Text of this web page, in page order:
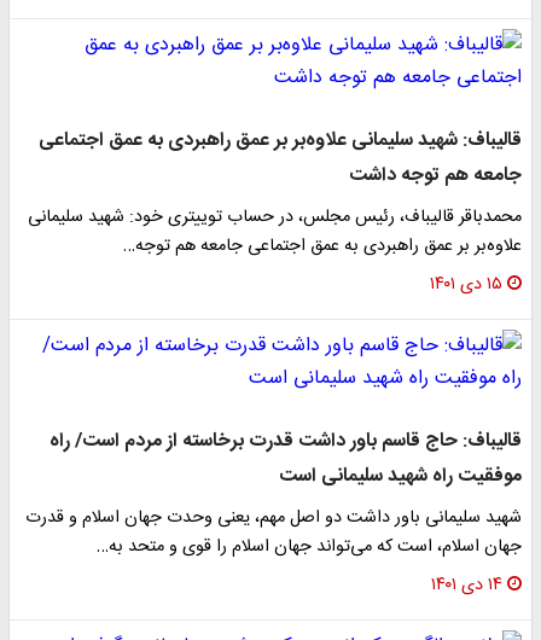
قالیباف: شهید سلیمانی علاوه‌بر بر عمق راهبردی به عمق اجتماعی
جامعه هم توجه داشت
محمدباقر قالیباف، رئیس مجلس، در حساب توییتری خود: شهید سلیمانی
علاوه‌بر بر عمق راهبردی به عمق اجتماعی جامعه هم توجه…
۱۵ دی ۱۴۰۱
قالیباف: حاج قاسم باور داشت قدرت برخاسته از مردم است/ راه
موفقیت راه شهید سلیمانی است
شهید سلیمانی باور داشت دو اصل مهم، یعنی وحدت جهان اسلام و قدرت
جهان اسلام، است که می‌تواند جهان اسلام را قوی و متحد به…
۱۴ دی ۱۴۰۱